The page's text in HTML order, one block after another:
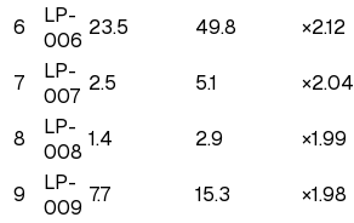
6
LP-
006
23.5 49.8 ×2.12
7
LP-
007
2.5 5.1 ×2.04
8
LP-
008
1.4 2.9 ×1.99
9
LP-
009
7.7 15.3 ×1.98